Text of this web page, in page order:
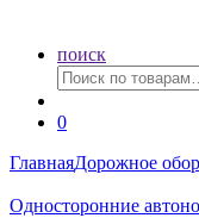
поиск
Искать:
0
ГлавнаяДорожное
Односторонние